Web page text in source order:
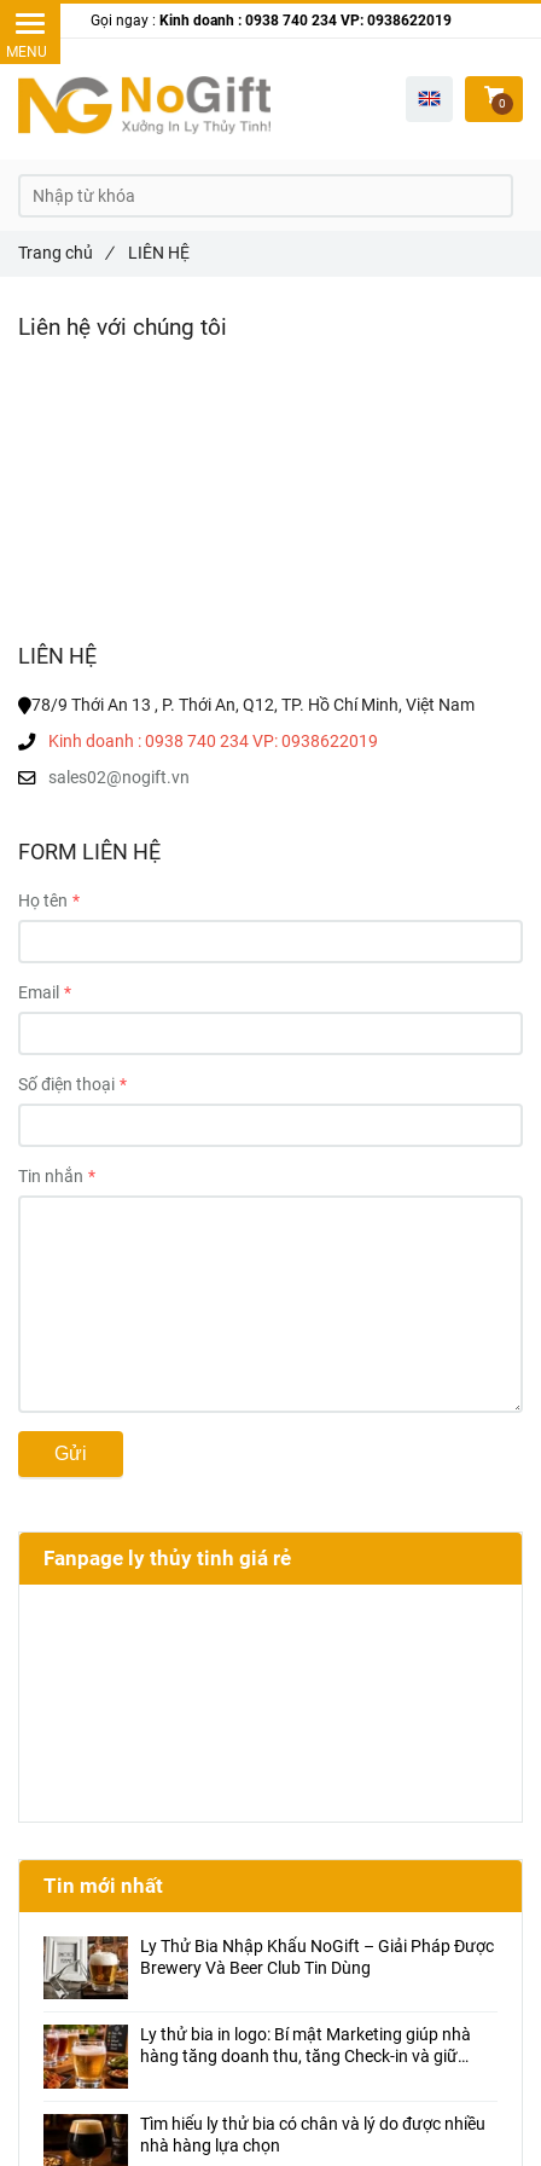
Liên hệ với chúng tôi
LIÊN HỆ
78/9 Thới An 13 , P. Thới An, Q12, TP. Hồ Chí Minh, Việt Nam
Kinh doanh : 0938 740 234 VP: 0938622019
sales02@nogift.vn
FORM LIÊN HỆ
Họ tên
Email
Số điện thoại
Tin nhắn
Gửi
Fanpage ly thủy tinh giá rẻ
Tin mới nhất
Ly Thử Bia Nhập Khẩu NoGift – Giải Pháp Được
Brewery Và Beer Club Tin Dùng
Ly thử bia in logo: Bí mật Marketing giúp nhà
hàng tăng doanh thu, tăng Check-in và giữ
Tìm hiểu ly thử bia có chân và lý do được nhiều
nhà hàng lựa chọn
Trang chủ / LIÊN HỆ
Gọi ngay : Kinh doanh : 0938 740 234 VP: 0938622019
0